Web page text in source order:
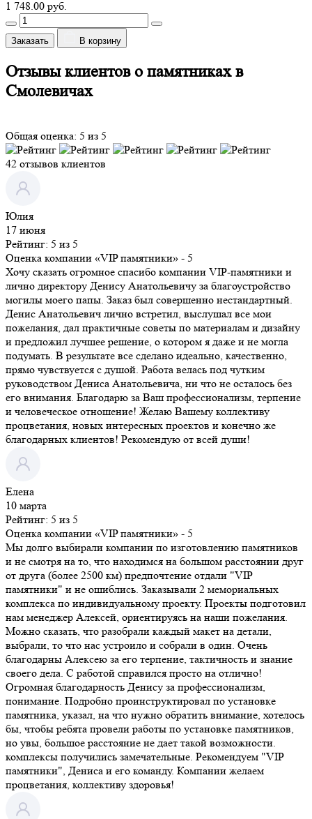
1 748.00 руб.
Заказать В корзину
Отзывы клиентов о памятниках в
Смолевичах
Общая оценка: 5 из 5
42 отзывов клиентов
Юлия
17 июня
Рейтинг: 5 из 5
Оценка компании «VIP памятники» - 5
Хочу сказать огромное спасибо компании VIP-памятники и
лично директору Денису Анатольевичу за благоустройство
могилы моего папы. Заказ был совершенно нестандартный.
Денис Анатольевич лично встретил, выслушал все мои
пожелания, дал практичные советы по материалам и дизайну
и предложил лучшее решение, о котором я даже и не могла
подумать. В результате все сделано идеально, качественно,
прямо чувствуется с душой. Работа велась под чутким
руководством Дениса Анатольевича, ни что не осталось без
его внимания. Благодарю за Ваш профессионализм, терпение
и человеческое отношение! Желаю Вашему коллективу
процветания, новых интересных проектов и конечно же
благодарных клиентов! Рекомендую от всей души!
Елена
10 марта
Рейтинг: 5 из 5
Оценка компании «VIP памятники» - 5
Мы долго выбирали компании по изготовлению памятников
и не смотря на то, что находимся на большом расстоянии друг
от друга (более 2500 км) предпочтение отдали "VIP
памятники" и не ошиблись. Заказывали 2 мемориальных
комплекса по индивидуальному проекту. Проекты подготовил
нам менеджер Алексей, ориентируясь на наши пожелания.
Можно сказать, что разобрали каждый макет на детали,
выбрали, то что нас устроило и собрали в один. Очень
благодарны Алексею за его терпение, тактичность и знание
своего дела. С работой справился просто на отлично!
Огромная благодарность Денису за профессионализм,
понимание. Подробно проинструктировал по установке
памятника, указал, на что нужно обратить внимание, хотелось
бы, чтобы ребята провели работы по установке памятников,
но увы, большое расстояние не дает такой возможности.
комплексы получились замечательные. Рекомендуем "VIP
памятники", Дениса и его команду. Компании желаем
процветания, коллективу здоровья!